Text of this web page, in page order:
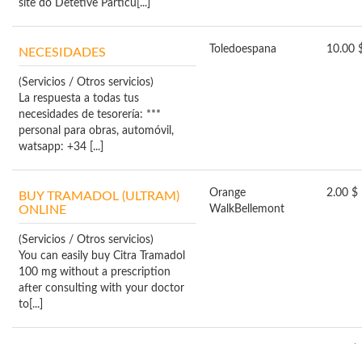
site do Detetive Particu[...]
NECESIDADES
(Servicios / Otros servicios)
La respuesta a todas tus
necesidades de tesorería: ***
personal para obras, automóvil,
watsapp: +34 [...]
Toledoespana 10.00
BUY TRAMADOL (ULTRAM)
ONLINE
(Servicios / Otros servicios)
You can easily buy Citra Tramadol
100 mg without a prescription
after consulting with your doctor
to[...]
Orange
WalkBellemont
2.00 $